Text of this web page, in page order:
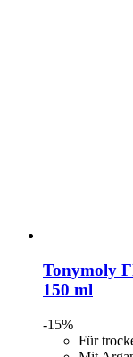
Tonymoly
150 ml
-15%
Für